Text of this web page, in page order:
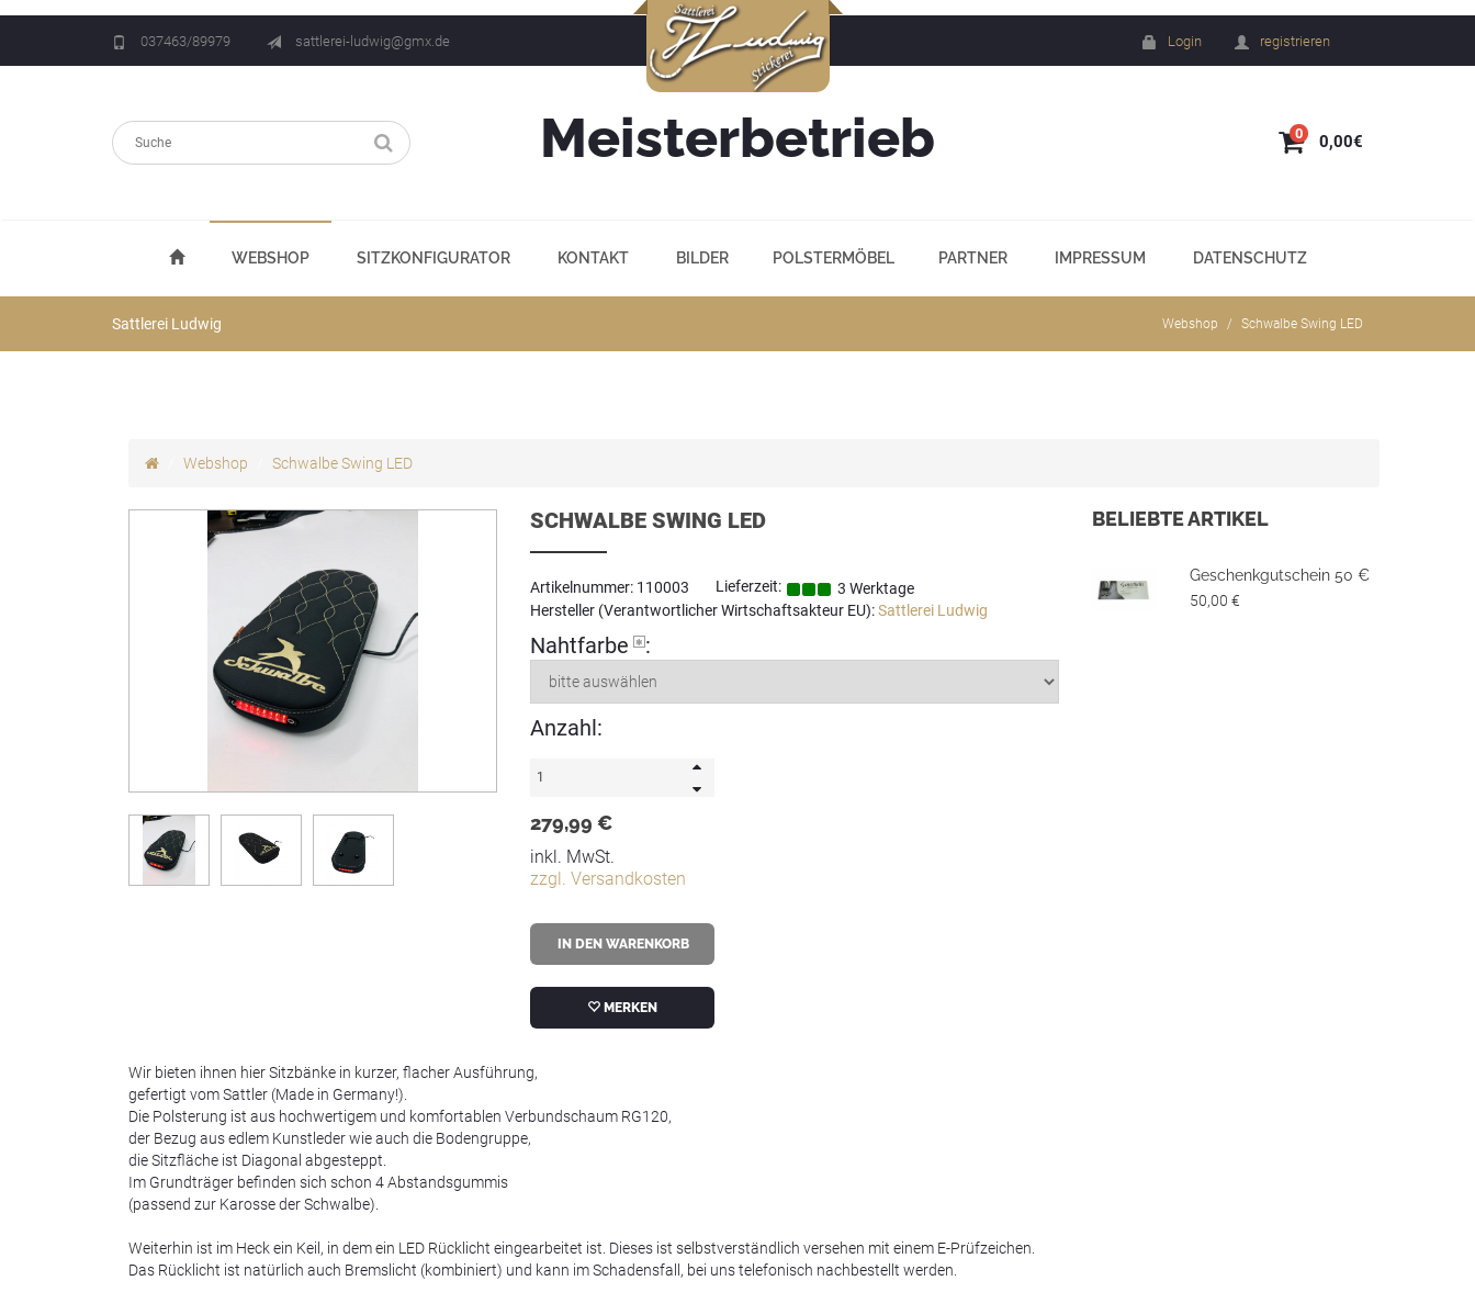
Meisterbetrieb
037463/89979 sattlerei-ludwig@gmx.de Login registrieren
0 0,00€
WEBSHOP SITZKONFIGURATOR KONTAKT BILDER POLSTERMÖBEL PARTNER IMPRESSUM DATENSCHUTZ
Sattlerei Ludwig Webshop Schwalbe Swing LED
Webshop Schwalbe Swing LED
SCHWALBE SWING LED
Artikelnummer: 110003 Lieferzeit:
3 Werktage
Hersteller (Verantwortlicher Wirtschaftsakteur EU):Sattlerei Ludwig
Nahtfarbe :
Anzahl:
279,99 €
inkl. MwSt.
zzgl. Versandkosten
IN DEN WARENKORB
MERKEN
Wir bieten ihnen hier Sitzbänke in kurzer, flacher Ausführung,
gefertigt vom Sattler (Made in Germany!).
Die Polsterung ist aus hochwertigem und komfortablen Verbundschaum RG120,
der Bezug aus edlem Kunstleder wie auch die Bodengruppe,
die Sitzfläche ist Diagonal abgesteppt.
Im Grundträger befinden sich schon 4 Abstandsgummis
(passend zur Karosse der Schwalbe).
Weiterhin ist im Heck ein Keil, in dem ein LED Rücklicht eingearbeitet ist. Dieses ist selbstverständlich versehen mit einem E-Prüfzeichen.
Das Rücklicht ist natürlich auch Bremslicht (kombiniert) und kann im Schadensfall, bei uns telefonisch nachbestellt werden.
BELIEBTE ARTIKEL
Geschenkgutschein 50 €
50,00 €